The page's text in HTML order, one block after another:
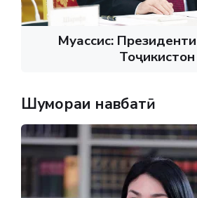
Муассис: Президенти
Тоҷикистон
Шумораи навбатӣ